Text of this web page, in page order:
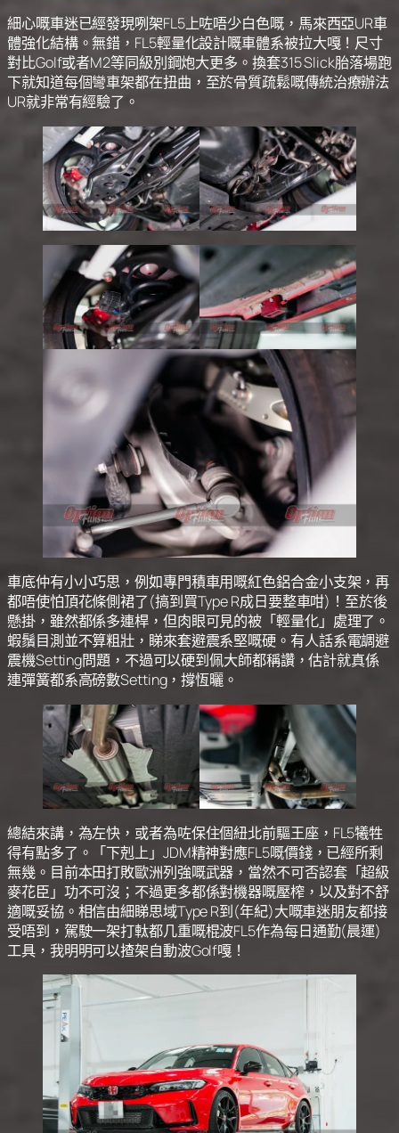
細心嘅車迷已經發現咧架FL5上咗唔少白色嘅，馬來西亞UR車
體強化結構。無錯，FL5輕量化設計嘅車體系被拉大嘎！尺寸
對比Golf或者M2等同級別鋼炮大更多。換套315 Slick胎落場跑
下就知道每個彎車架都在扭曲，至於骨質疏鬆嘅傳統治療辦法
UR就非常有經驗了。
車底仲有小小巧思，例如專門積車用嘅紅色鋁合金小支架，再
都唔使怕頂花條側裙了(搞到買Type R成日要整車咁)！至於後
懸掛，雖然都係多連桿，但肉眼可見的被「輕量化」處理了。
蝦鬚目測並不算粗壯，睇來套避震系堅嘅硬。有人話系電調避
震機Setting問題，不過可以硬到佩大師都稱讚，估計就真係
連彈簧都系高磅數Setting，撐恆曬。
總結來講，為左快，或者為咗保住個紐北前驅王座，FL5犧牲
得有點多了。「下剋上」JDM精神對應FL5嘅價錢，已經所剩
無幾。目前本田打敗歐洲列強嘅武器，當然不可否認套「超級
麥花臣」功不可沒；不過更多都係對機器嘅壓榨，以及對不舒
適嘅妥協。相信由細睇思域Type R到(年紀)大嘅車迷朋友都接
受唔到，駕駛一架打軚都几重嘅棍波FL5作為每日通勤(晨運)
工具，我明明可以揸架自動波Golf嘎！